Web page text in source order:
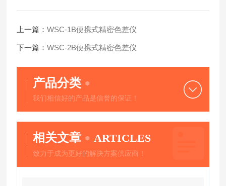
上一篇：WSC-1B便携式精密色差仪
下一篇：WSC-2B便携式精密色差仪
产品分类
我们相信好的产品是信誉的保证！
相关文章 ARTICLES
致力于成为更好的解决方案供应商！